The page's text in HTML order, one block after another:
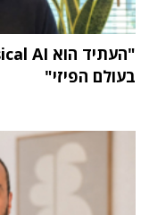
בעולם הפיזי"